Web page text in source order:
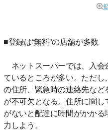
■登録は“無料”の店舗が多数
ネットスーパーでは、入会
ているところが多い。ただ
の住所、緊急時の連絡先な
が不可欠となる。住所に関
がないと配達に時間がかか
力しよう。